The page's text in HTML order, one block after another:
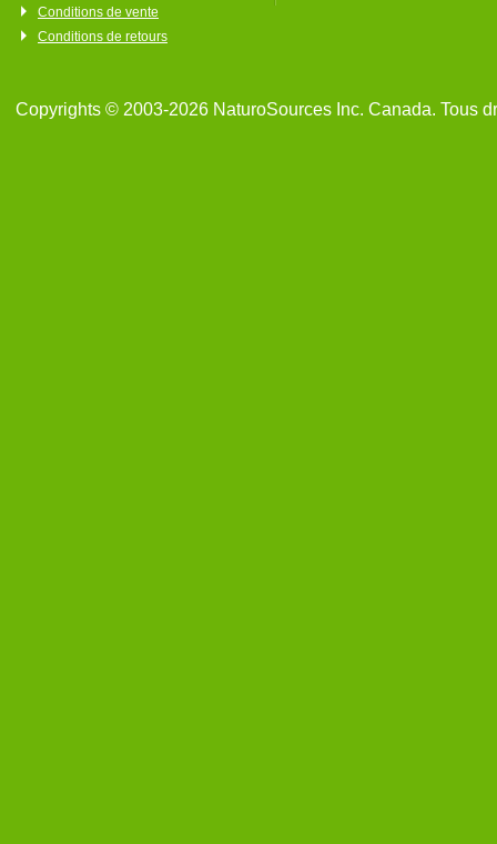
Conditions de vente
Conditions de retours
Copyrights © 2003-2026 NaturoSources Inc. Canada. Tous